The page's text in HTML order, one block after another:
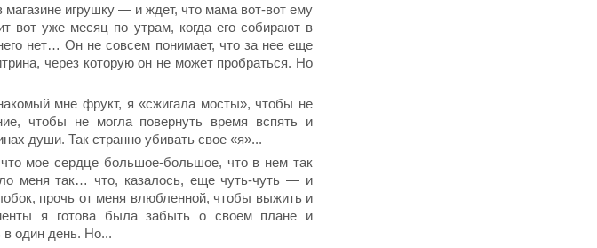
игрушку — и ждет, что мама вот-вот ему
вот уже месяц по утрам, когда его собирают в
нет… Он не совсем понимает, что за нее еще
через которую он не может пробраться. Но
мне фрукт, я «сжигала мосты», чтобы не
чтобы не могла повернуть время вспять и
души. Так странно убивать свое «я»...
мое сердце большое-большое, что в нем так
меня так… что, казалось, еще чуть-чуть — и
прочь от меня влюбленной, чтобы выжить и
я готова была забыть о своем плане и
в один день. Но...